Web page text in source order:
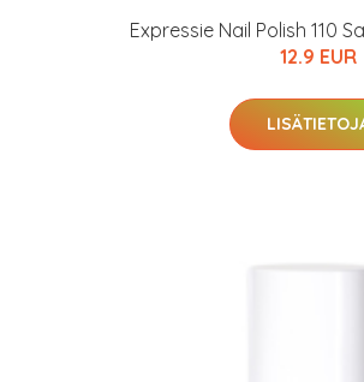
Expressie Nail Polish 110
12.9 EUR